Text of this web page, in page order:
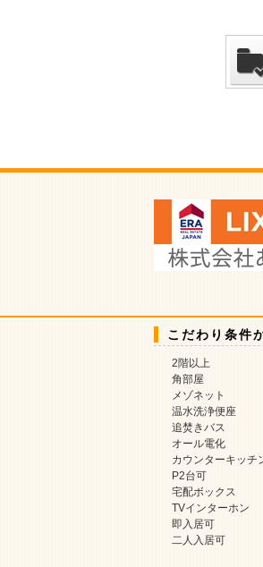
こだわり条件
2階以上
角部屋
メゾネット
温水洗浄便座
追焚きバス
オール電化
カウンターキッチ
P2台可
宅配ボックス
TVインターホン
即入居可
二人入居可